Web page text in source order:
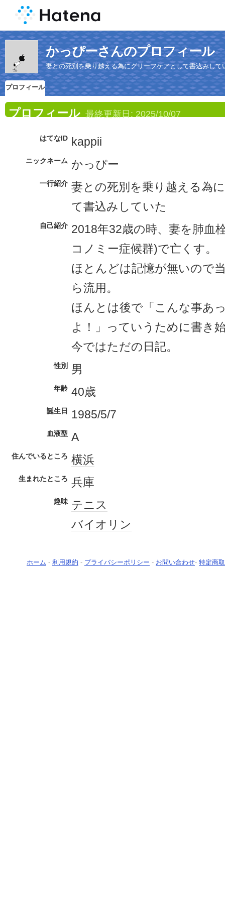
かっぴーさんのプロフィール
妻との死別を乗り越える為にグリーフケアとして書込みして
プロフィール
プロフィール 最終更新日: 2025/10/07
はてなID kappii
ニックネーム かっぴー
一行紹介 妻との死別を乗り越える為
て書込みしていた
自己紹介 2018年32歳の時、妻を肺血
コノミー症候群)で亡くす。
ほとんどは記憶が無いので
ら流用。
ほんとは後で「こんな事あ
よ！」っていうために書き
今ではただの日記。
性別 男
年齢 40歳
誕生日 1985/5/7
血液型 A
住んでいるところ 横浜
生まれたところ 兵庫
趣味 テニス
バイオリン
ホーム - 利用規約 - プライバシーポリシー - お問い合わせ- 特定商